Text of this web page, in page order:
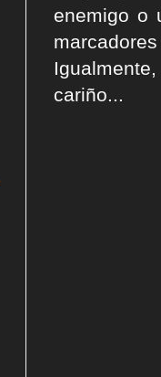
enemigo o
cariño...